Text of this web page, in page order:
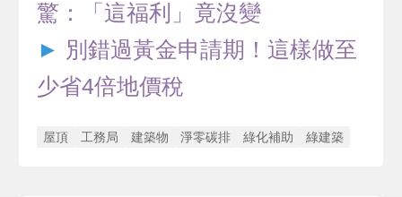
驚：「這福利」竟沒變
► 別錯過黃金申請期！這樣做至
少省4倍地價稅
屋頂 工務局 建築物 淨零碳排 綠化補助 綠建築